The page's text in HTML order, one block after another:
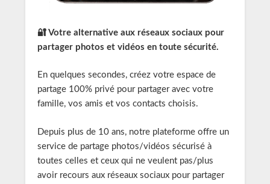
🔐 Votre alternative aux réseaux sociaux pour
partager photos et vidéos en toute sécurité.
En quelques secondes, créez votre espace de
partage 100% privé pour partager avec votre
famille, vos amis et vos contacts choisis.
Depuis plus de 10 ans, notre plateforme offre un
service de partage photos/vidéos sécurisé à
toutes celles et ceux qui ne veulent pas/plus
avoir recours aux réseaux sociaux pour partager